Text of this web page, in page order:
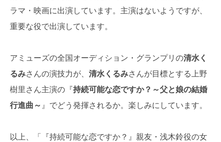
ラマ・映画に出演しています。主演はないようですが、
重要な役で出演しています。
アミューズの全国オーディション・グランプリの清水く
るみさんの演技力が、 清水くるみさんが目標とする上野
樹里さん主演の『持続可能な恋ですか？～父と娘の結婚
行進曲～ 』でどう発揮されるか。楽しみにしています。
以上、「『持続可能な恋ですか？』親友・浅木鈴役の女